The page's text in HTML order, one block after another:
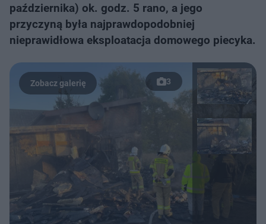
października) ok. godz. 5 rano, a jego
przyczyną była najprawdopodobniej
nieprawidłowa eksploatacja domowego piecyka.
3